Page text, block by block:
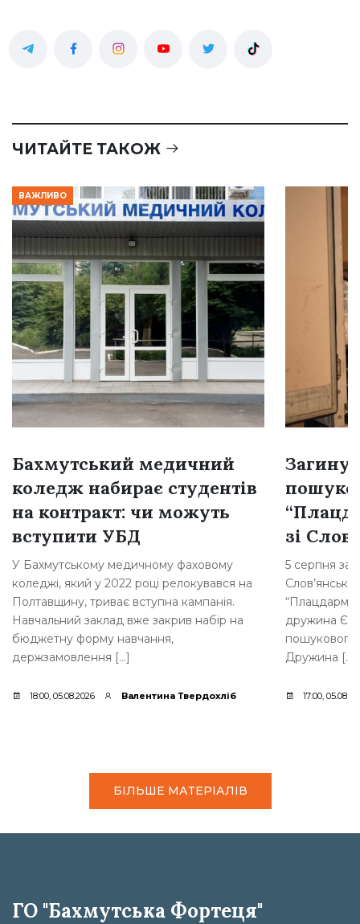
ЧИТАЙТЕ ТАКОЖ
ВАЖЛИВО
Бахмутський медичний
коледж набирає студентів
на контракт: чи можуть
вступити УБД
У Бахмутському медичному фаховому
коледжі, який у 2022 році релокувався на
Полтавщину, триває вступна кампанія.
Навчальний заклад вже закрив набір на
бюджетну форму навчання,
держзамовлення […]
18:00, 05.08.2026 Валентина Твердохліб
зі
5 серпня
дружина
пошукового
Дружина […]
17:00,
БІЛЬШЕ МАТЕРІАЛІВ
ГО "Бахмутська Фортеця"